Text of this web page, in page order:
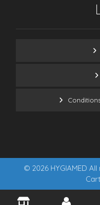
© 2026 HYGIAMED